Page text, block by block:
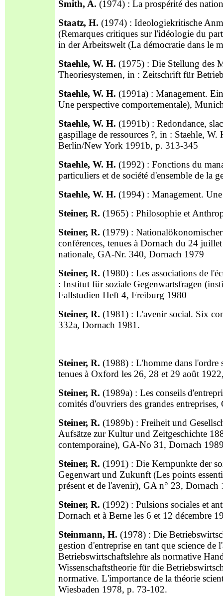
Smith, A. (1974) : La prospérité des
Staatz, H. (1974) : Ideologiekritische
(Remarques critiques sur l'idéologie du
in der Arbeitswelt (La démocratie dans le
Staehle, W. H. (1975) : Die Stellung des
Theoriesystemen, in : Zeitschrift für
Staehle, W. H. (1991a) : Management.
Une perspective comportementale),
Staehle, W. H. (1991b) : Redondance,
gaspillage de ressources ?, in : Staehle,
Berlin/New York 1991b, p. 313-345
Staehle, W. H. (1992) : Fonctions du
particuliers et de société d'ensemble de la
Staehle, W. H. (1994) : Management.
Steiner, R. (1965) : Philosophie et
Steiner, R. (1979) :
conférences, tenues à Dornach du 24
nationale, GA-Nr. 340, Dornach 1979
Steiner, R. (1980) : Les associations de
: Institut für soziale Gegenwartsfragen
Fallstudien Heft 4, Freiburg 1980
Steiner, R. (1981) : L'avenir social. Six
332a, Dornach 1981.
Steiner, R. (1988) : L'homme dans l'ordre
tenues à Oxford les 26, 28 et 29 août
Steiner, R. (1989a) : Les conseils
comités d'ouvriers des grandes
Steiner, R. (1989b) : Freiheit und
Aufsätze zur Kultur und Zeitgeschichte
contemporaine), GA-No 31, Dornach
Steiner, R. (1991) : Die Kernpunkte der
Gegenwart und Zukunft (Les points
présent et de l'avenir), GA n° 23, Dornach
Steiner, R. (1992) : Pulsions sociales et
Dornach et à Berne les 6 et 12 décembre
Steinmann, H. (1978) : Die
gestion d'entreprise en tant que science
Betriebswirtschaftslehre als normative
Wissenschaftstheorie für die
normative. L'importance de la théorie
Wiesbaden 1978, p. 73-102.